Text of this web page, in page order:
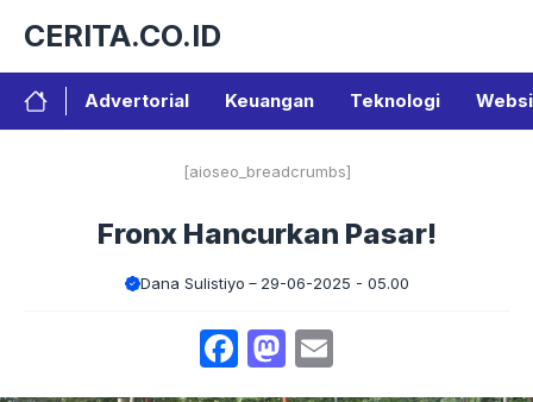
isi
CERITA.CO.ID
Advertorial Keuangan Teknologi
[aioseo_breadcrumbs]
Fronx Hancurkan Pasar!
Dana Sulistiyo 29-06-2025 - 05.00
Facebook
Mastodon